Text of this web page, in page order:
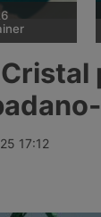
2026
di calo
York e
17:12